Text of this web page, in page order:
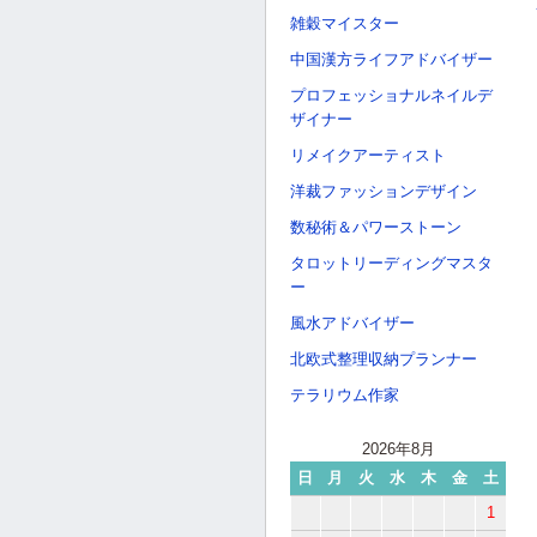
雑穀マイスター
中国漢方ライフアドバイザー
プロフェッショナルネイルデ
ザイナー
リメイクアーティスト
洋裁ファッションデザイン
数秘術＆パワーストーン
タロットリーディングマスタ
ー
風水アドバイザー
北欧式整理収納プランナー
テラリウム作家
2026年8月
日
月 火 水 木 金
土
1